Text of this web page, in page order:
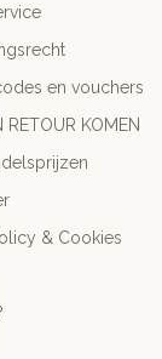
en vouchers
RETOUR KOMEN
& Cookies